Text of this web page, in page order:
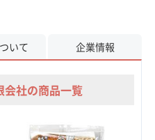
いて 企業情報
会社の商品一覧